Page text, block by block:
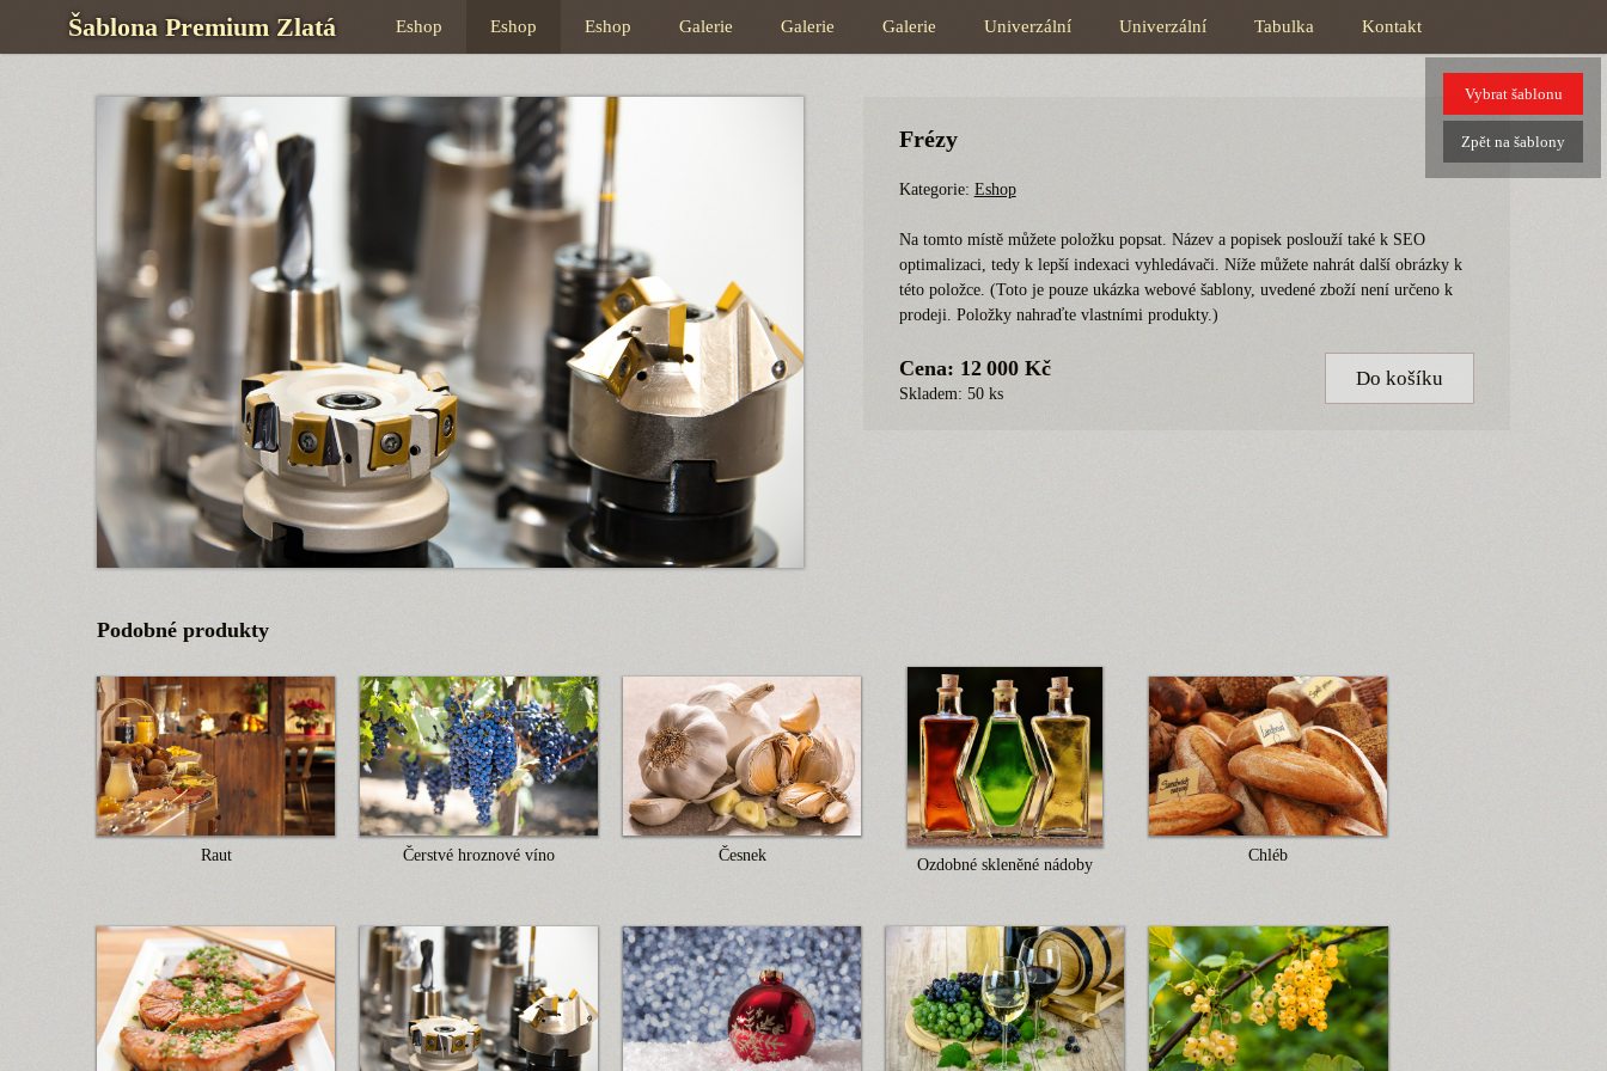
Šablona Premium Zlatá Eshop Eshop Eshop Galerie Galerie Galerie Univerzální Univerzální Tabulka Kontakt
Frézy
Kategorie: Eshop
Na tomto místě můžete položku popsat. Název a popisek poslouží také k SEO
optimalizaci, tedy k lepší indexaci vyhledávači. Níže můžete nahrát další obrázky k
této položce. (Toto je pouze ukázka webové šablony, uvedené zboží není určeno k
prodeji. Položky nahraďte vlastními produkty.)
Cena: 12 000 Kč
Skladem: 50 ks
Do košíku
Podobné produkty
Raut Čerstvé hroznové víno Česnek
Ozdobné skleněné nádoby
Chléb
Vybratšablonu
Zpět na šablony